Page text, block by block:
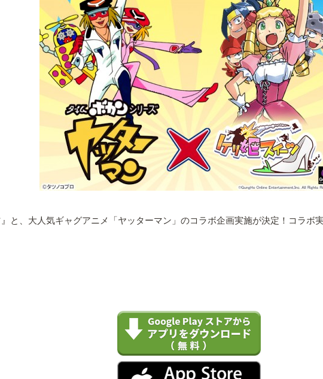
と、大人気ギャグアニメ「ヤッターマン」のコラボ企画実施が決定！コラボ